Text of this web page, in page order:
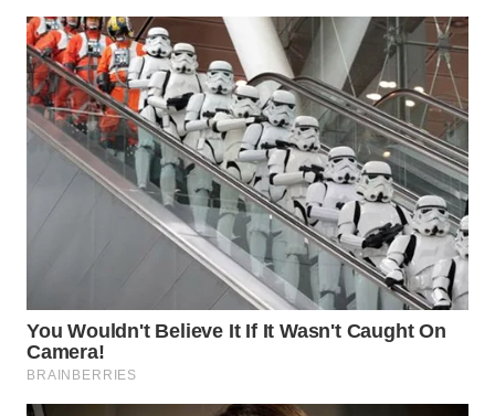
BOGOR
WN
DEPOK
WN
TAPANULI
WN
PADANG
LAWAS